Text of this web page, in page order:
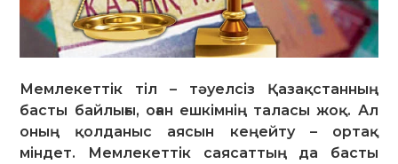
Мемлекеттік тіл – тәуелсіз Қазақстанның
басты байлығы, оған ешкімнің таласы жоқ. Ал
оның қолданыс аясын кеңейту – ортақ
міндет. Мемлекеттік саясаттың да басты